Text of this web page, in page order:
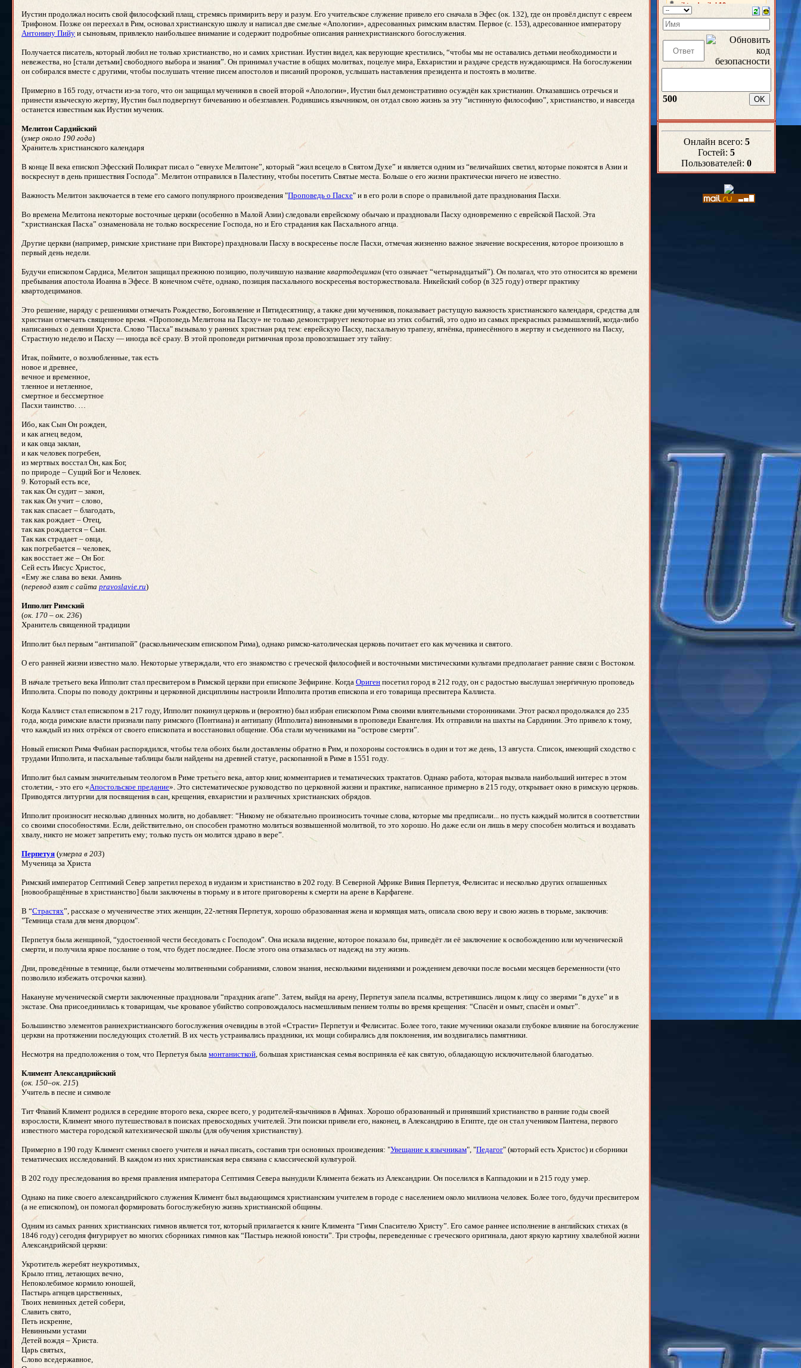
Иустин продолжал носить свой философский плащ, стремясь примирить веру и разум. Его учительское служение привело его сначала в Эфес (ок. 132), где он провёл диспут с евреем
Трифоном. Позже он переехал в Рим, основал христианскую школу и написал две смелые «Апологии», адресованных римским властям. Первое (с. 153), адресованное императору
Антонину Пийу и сыновьям, привлекло наибольшее внимание и содержит подробные описания раннехристианского богослужения.
Получается писатель, который любил не только христианство, но и самих христиан. Иустин видел, как верующие крестились, “чтобы мы не оставались детьми необходимости и
невежества, но [стали детьми] свободного выбора и знания”. Он принимал участие в общих молитвах, поцелуе мира, Евхаристии и раздаче средств нуждающимся. На богослужении
он собирался вместе с другими, чтобы послушать чтение писем апостолов и писаний пророков, услышать наставления президента и постоять в молитве.
Примерно в 165 году, отчасти из-за того, что он защищал мучеников в своей второй «Апологии», Иустин был демонстративно осуждён как христианин. Отказавшись отречься и
принести языческую жертву, Иустин был подвергнут бичеванию и обезглавлен. Родившись язычником, он отдал свою жизнь за эту “истинную философию”, христианство, и навсегда
останется известным как Иустин мученик.
Мелитон Сардийский
(умер около 190 года)
Хранитель христианского календаря
В конце II века епископ Эфесский Поликрат писал о “евнухе Мелитоне”, который “жил всецело в Святом Духе” и является одним из “величайших светил, которые покоятся в Азии и
воскреснут в день пришествия Господа”. Мелитон отправился в Палестину, чтобы посетить Святые места. Больше о его жизни практически ничего не известно.
Важность Мелитон заключается в теме его самого популярного произведения "Проповедь о Пасхе" и в его роли в споре о правильной дате празднования Пасхи.
Во времена Мелитона некоторые восточные церкви (особенно в Малой Азии) следовали еврейскому обычаю и праздновали Пасху одновременно с еврейской Пасхой. Эта
“христианская Пасха” ознаменовала не только воскресение Господа, но и Его страдания как Пасхального агнца.
Другие церкви (например, римские христиане при Викторе) праздновали Пасху в воскресенье после Пасхи, отмечая жизненно важное значение воскресения, которое произошло в
первый день недели.
Будучи епископом Сардиса, Мелитон защищал прежнюю позицию, получившую название квартодециман (что означает “четырнадцатый”). Он полагал, что это относится ко времени
пребывания апостола Иоанна в Эфесе. В конечном счёте, однако, позиция пасхального воскресенья восторжествовала. Никейский собор (в 325 году) отверг практику
квартодециманов.
Это решение, наряду с решениями отмечать Рождество, Богоявление и Пятидесятницу, а также дни мучеников, показывает растущую важность христианского календаря, средства для
христиан отмечать священное время. «Проповедь Мелитона на Пасху» не только демонстрирует некоторые из этих событий, это одно из самых прекрасных размышлений, когда-либо
написанных о деянии Христа. Слово "Пасха" вызывало у ранних христиан ряд тем: еврейскую Пасху, пасхальную трапезу, ягнёнка, принесённого в жертву и съеденного на Пасху,
Страстную неделю и Пасху — иногда всё сразу. В этой проповеди ритмичная проза провозглашает эту тайну:
Итак, поймите, о возлюбленные, так есть
новое и древнее,
вечное и временное,
тленное и нетленное,
смертное и бессмертное
Пасхи таинство. …
Ибо, как Сын Он рожден,
и как агнец ведом,
и как овца заклан,
и как человек погребен,
из мертвых восстал Он, как Бог,
по природе – Сущий Бог и Человек.
9. Который есть все,
так как Он судит – закон,
так как Он учит – слово,
так как спасает – благодать,
так как рождает – Отец,
так как рождается – Сын.
Так как страдает – овца,
как погребается – человек,
как восстает же – Он Бог.
Сей есть Иисус Христос,
«Ему же слава во веки. Аминь
(перевод взят с сайта pravoslavie.ru)
Ипполит Римский
(ок. 170 – ок. 236)
Хранитель священной традиции
Ипполит был первым “антипапой” (раскольническим епископом Рима), однако римско-католическая церковь почитает его как мученика и святого.
О его ранней жизни известно мало. Некоторые утверждали, что его знакомство с греческой философией и восточными мистическими культами предполагает ранние связи с Востоком.
В начале третьего века Ипполит стал пресвитером в Римской церкви при епископе Зефирине. Когда Ориген посетил город в 212 году, он с радостью выслушал энергичную проповедь
Ипполита. Споры по поводу доктрины и церковной дисциплины настроили Ипполита против епископа и его товарища пресвитера Каллиста.
Когда Каллист стал епископом в 217 году, Ипполит покинул церковь и (вероятно) был избран епископом Рима своими влиятельными сторонниками. Этот раскол продолжался до 235
года, когда римские власти признали папу римского (Понтиана) и антипапу (Ипполита) виновными в проповеди Евангелия. Их отправили на шахты на Сардинии. Это привело к тому,
что каждый из них отрёкся от своего епископата и восстановил общение. Оба стали мучениками на “острове смерти”.
Новый епископ Рима Фабиан распорядился, чтобы тела обоих были доставлены обратно в Рим, и похороны состоялись в один и тот же день, 13 августа. Список, имеющий сходство с
трудами Ипполита, и пасхальные таблицы были найдены на древней статуе, раскопанной в Риме в 1551 году.
Ипполит был самым значительным теологом в Риме третьего века, автор книг, комментариев и тематических трактатов. Однако работа, которая вызвала наибольший интерес в этом
столетии, - это его «Апостольское предание». Это систематическое руководство по церковной жизни и практике, написанное примерно в 215 году, открывает окно в римскую церковь.
Приводятся литургии для посвящения в сан, крещения, евхаристии и различных христианских обрядов.
Ипполит произносит несколько длинных молитв, но добавляет: “Никому не обязательно произносить точные слова, которые мы предписали... но пусть каждый молится в соответствии
со своими способностями. Если, действительно, он способен грамотно молиться возвышенной молитвой, то это хорошо. Но даже если он лишь в меру способен молиться и воздавать
хвалу, никто не может запретить ему; только пусть он молится здраво в вере”.
Перпетуя (умерла в 203)
Мученица за Христа
Римский император Септимий Север запретил переход в иудаизм и христианство в 202 году. В Северной Африке Вивия Перпетуя, Фелиситас и несколько других оглашенных
[новообращённые в христианство] были заключены в тюрьму и в итоге приговорены к смерти на арене в Карфагене.
В “Страстях”, рассказе о мученичестве этих женщин, 22-летняя Перпетуя, хорошо образованная жена и кормящая мать, описала свою веру и свою жизнь в тюрьме, заключив:
"Темница стала для меня дворцом".
Перпетуя была женщиной, “удостоенной чести беседовать с Господом”. Она искала видение, которое показало бы, приведёт ли её заключение к освобождению или мученической
смерти, и получила яркое послание о том, что будет последнее. После этого она отказалась от надежд на эту жизнь.
Дни, проведённые в темнице, были отмечены молитвенными собраниями, словом знания, несколькими видениями и рождением девочки после восьми месяцев беременности (что
позволило избежать отсрочки казни).
Накануне мученической смерти заключенные праздновали “праздник агапе”. Затем, выйдя на арену, Перпетуя запела псалмы, встретившись лицом к лицу со зверями “в духе” и в
экстазе. Она присоединилась к товарищам, чье кровавое убийство сопровождалось насмешливым пением толпы во время крещения: “Спасён и омыт, спасён и омыт”.
Большинство элементов раннехристианского богослужения очевидны в этой «Страсти» Перпетуи и Фелиситас. Более того, такие мученики оказали глубокое влияние на богослужение
церкви на протяжении последующих столетий. В их честь устраивались праздники, их мощи собирались для поклонения, им воздвигались памятники.
Несмотря на предположения о том, что Перпетуя была монтанисткой, большая христианская семья восприняла её как святую, обладающую исключительной благодатью.
Климент Александрийский
(ок. 150–ок. 215)
Учитель в песне и символе
Тит Флавий Климент родился в середине второго века, скорее всего, у родителей-язычников в Афинах. Хорошо образованный и принявший христианство в ранние годы своей
взрослости, Климент много путешествовал в поисках превосходных учителей. Эти поиски привели его, наконец, в Александрию в Египте, где он стал учеником Пантена, первого
известного мастера городской катехизической школы (для обучения христианству).
Примерно в 190 году Климент сменил своего учителя и начал писать, составив три основных произведения: "Увещание к язычникам", "Педагог" (который есть Христос) и сборники
тематических исследований. В каждом из них христианская вера связана с классической культурой.
В 202 году преследования во время правления императора Септимия Севера вынудили Климента бежать из Александрии. Он поселился в Каппадокии и в 215 году умер.
Однако на пике своего александрийского служения Климент был выдающимся христианским учителем в городе с населением около миллиона человек. Более того, будучи пресвитером
(а не епископом), он помогал формировать богослужебную жизнь христианской общины.
Одним из самых ранних христианских гимнов является тот, который прилагается к книге Климента “Гимн Спасителю Христу”. Его самое раннее исполнение в английских стихах (в
1846 году) сегодня фигурирует во многих сборниках гимнов как “Пастырь нежной юности”. Три строфы, переведенные с греческого оригинала, дают яркую картину хвалебной жизни
Александрийской церкви:
Укротитель жеребят неукротимых,
Крыло птиц, летающих вечно,
Непоколебимое кормило юношей,
Пастырь агнцев царственных,
Твоих невинных детей собери,
Славить свято,
Петь искренне,
Невинными устами
Детей вождя – Христа.
Царь святых,
Слово вседержавное,
500
Онлайн всего: 5
Гостей: 5
Пользователей: 0